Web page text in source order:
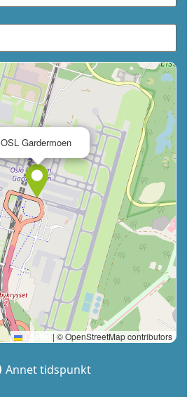
OSL Gardermoen
Leaflet | © OpenStreetMap contributors
Annet tidspunkt